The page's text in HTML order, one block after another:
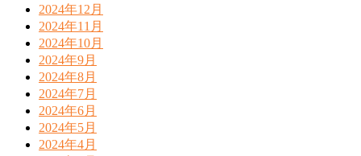
2024年12月
2024年11月
2024年10月
2024年9月
2024年8月
2024年7月
2024年6月
2024年5月
2024年4月